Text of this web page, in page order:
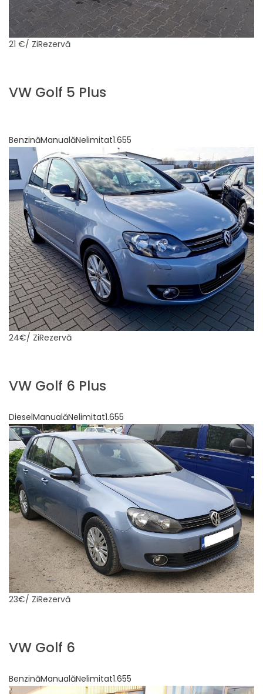
21 €/ ZiRezervă
VW Golf 5 Plus
BenzinăManualăNelimitat1.655
24€/ ZiRezervă
VW Golf 6 Plus
DieselManualăNelimitat1.655
23€/ ZiRezervă
VW Golf 6
BenzinăManualăNelimitat1.655